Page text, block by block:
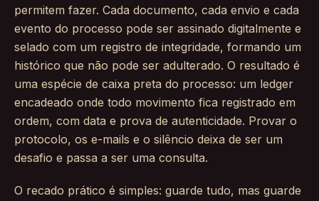
permitem fazer. Cada documento, cada envio e cada
evento do processo pode ser assinado digitalmente e
selado com um registro de integridade, formando um
histórico que não pode ser adulterado. O resultado é
uma espécie de caixa preta do processo: um ledger
encadeado onde todo movimento fica registrado em
ordem, com data e prova de autenticidade. Provar o
protocolo, os e-mails e o silêncio deixa de ser um
desafio e passa a ser uma consulta.
O recado prático é simples: guarde tudo, mas guarde